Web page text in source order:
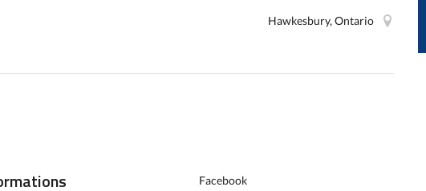
Hawkesbury, Ontario
Facebook